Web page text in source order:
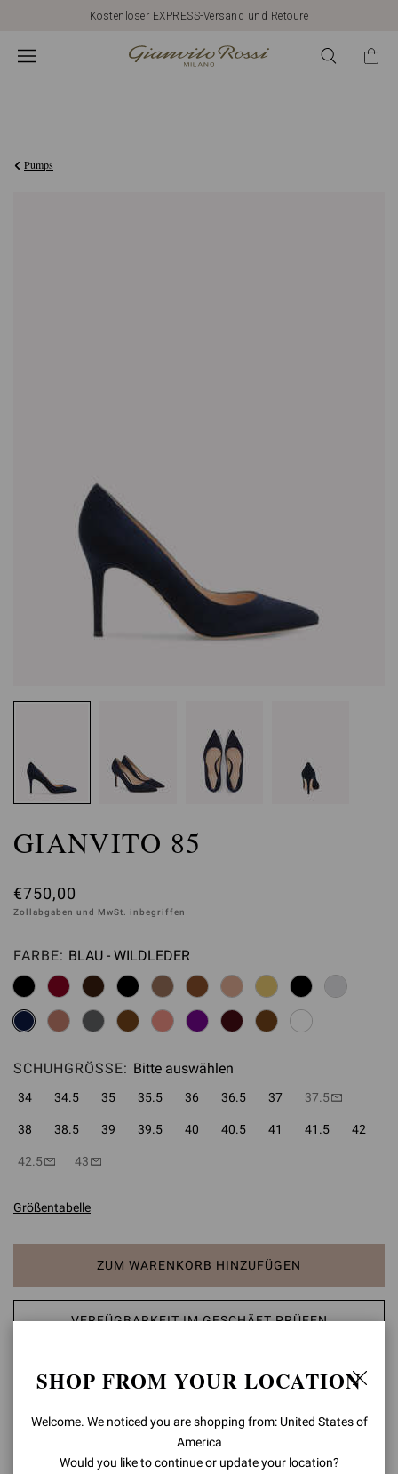
Kostenloser EXPRESS-Versand und Retoure
Pumps
GIANVITO 85
€750,00
Zollabgaben und MwSt. inbegriffen
FARBE: Bitte auswählen
BLAU - WILDLEDER
SCHUHGRÖSSE: Bitte auswählen
34 34.5 35 35.5 36 36.5 37 37.5
38 38.5 39 39.5 40 40.5 41 41.5 42
42.5 43
Größentabelle
ZUM WARENKORB HINZUFÜGEN
VERFÜGBARKEIT IM GESCHÄFT PRÜFEN
AUF DIE WUNSCHLISTE SETZEN
PRODUKTDETAILS
Gianvito 85 ist eine wahre Stillegende: Die spitz zulaufende
SHOP FROM YOUR LOCATION
Welcome. We noticed you are shopping from: United States of
America
Would you like to continue or update your location?